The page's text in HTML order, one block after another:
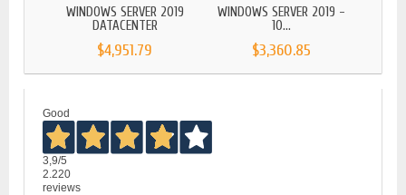
WINDOWS SERVER 2019
DATACENTER
$4,951.79
WINDOWS SERVER 2019 -
10...
$3,360.85
Good
3,9/5
2.220
reviews